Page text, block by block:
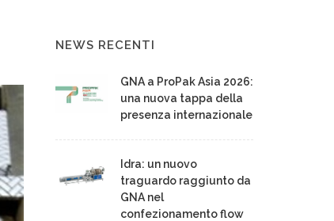
NEWS RECENTI
GNA a ProPak Asia 2026:
una nuova tappa della
presenza internazionale
Idra: un nuovo
traguardo raggiunto da
GNA nel
confezionamento flow